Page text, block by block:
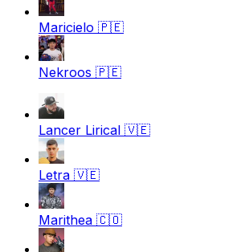
Maricielo 🇵🇪
Nekroos 🇵🇪
Lancer Lirical 🇻🇪
Letra 🇻🇪
Marithea 🇨🇴